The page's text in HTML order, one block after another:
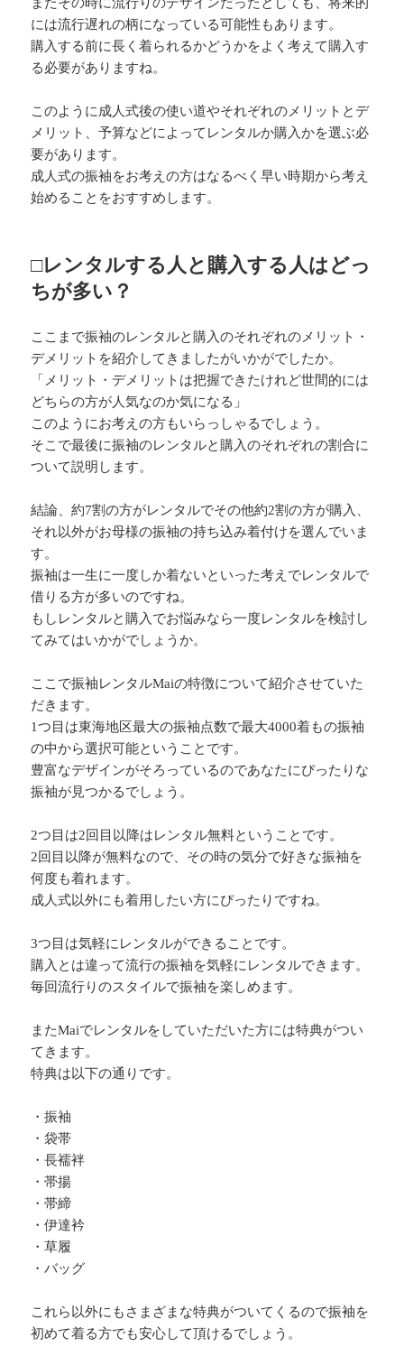
には流行遅れの柄になっている可能性もあります。
購入する前に長く着られるかどうかをよく考えて購入す
る必要がありますね。
このように成人式後の使い道やそれぞれのメリットとデ
メリット、予算などによってレンタルか購入かを選ぶ必
要があります。
成人式の振袖をお考えの方はなるべく早い時期から考え
始めることをおすすめします。
□レンタルする人と購入する人はどっ
ちが多い？
ここまで振袖のレンタルと購入のそれぞれのメリット・
デメリットを紹介してきましたがいかがでしたか。
「メリット・デメリットは把握できたけれど世間的には
どちらの方が人気なのか気になる」
このようにお考えの方もいらっしゃるでしょう。
そこで最後に振袖のレンタルと購入のそれぞれの割合に
ついて説明します。
結論、約7割の方がレンタルでその他約2割の方が購入、
それ以外がお母様の振袖の持ち込み着付けを選んでいま
す。
振袖は一生に一度しか着ないといった考えでレンタルで
借りる方が多いのですね。
もしレンタルと購入でお悩みなら一度レンタルを検討し
てみてはいかがでしょうか。
ここで振袖レンタルMaiの特徴について紹介させていた
だきます。
1つ目は東海地区最大の振袖点数で最大4000着もの振袖
の中から選択可能ということです。
豊富なデザインがそろっているのであなたにぴったりな
振袖が見つかるでしょう。
2つ目は2回目以降はレンタル無料ということです。
2回目以降が無料なので、その時の気分で好きな振袖を
何度も着れます。
成人式以外にも着用したい方にぴったりですね。
3つ目は気軽にレンタルができることです。
購入とは違って流行の振袖を気軽にレンタルできます。
毎回流行りのスタイルで振袖を楽しめます。
またMaiでレンタルをしていただいた方には特典がつい
てきます。
特典は以下の通りです。
・振袖
・袋帯
・長襦袢
・帯揚
・帯締
・伊達衿
・草履
・バッグ
これら以外にもさまざまな特典がついてくるので振袖を
初めて着る方でも安心して頂けるでしょう。